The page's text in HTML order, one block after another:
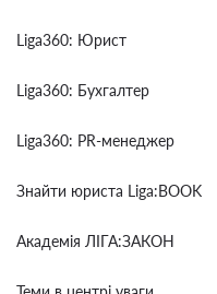
Liga360: Юрист
Liga360: Бухгалтер
Liga360: PR-менеджер
Знайти юриста Liga:BOOK
Академія ЛІГА:ЗАКОН